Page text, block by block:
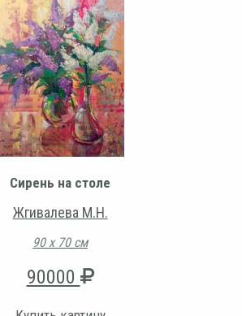
Сирень на столе
Жгивалева М.Н.
90 х 70 см
90000